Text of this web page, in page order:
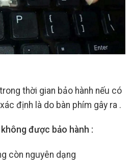
thời gian bảo hành nếu có
định là do bàn phím gây ra .
được bảo hành :
còn nguyên dạng